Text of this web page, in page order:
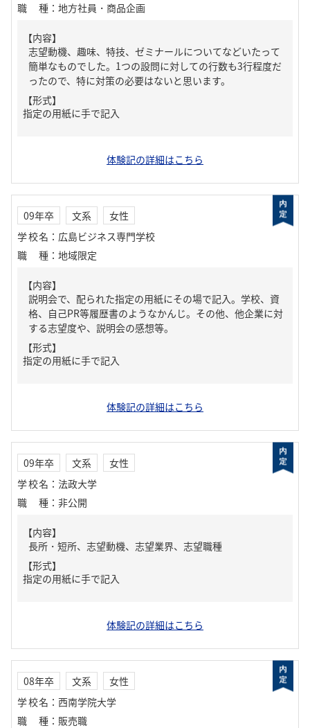
職種 ： 地方社員・商品企画
【内容】
志望動機、趣味、特技、ゼミナールについてなどいたって
簡単なものでした。1つの設問に対しての行数も3行程度だ
ったので、特に対策の必要はないと思います。
【形式】
指定の用紙に手で記入
体験記の詳細はこちら
09年卒 文系
女性
学校名 ： 広島ビジネス専門学校
職種 ： 地域限定
【内容】
説明会で、配られた指定の用紙にその場で記入。学校、資
格、自己PR等履歴書のようなかんじ。その他、他企業に対
する志望度や、説明会の感想等。
【形式】
指定の用紙に手で記入
体験記の詳細はこちら
09年卒 文系
女性
学校名 ： 法政大学
職種 ： 非公開
【内容】
長所・短所、志望動機、志望業界、志望職種
【形式】
指定の用紙に手で記入
体験記の詳細はこちら
08年卒 文系
女性
学校名 ： 西南学院大学
職種 ： 販売職